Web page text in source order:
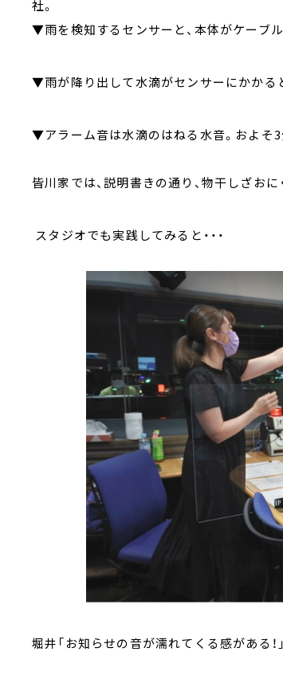
社。
▼雨を検知するセンサーと、本体がケーブ
▼雨が降り出して水滴がセンサーにかかる
▼アラーム音は水滴のはねる水音。およそ3
皆川家では、説明書きの通り、物干しざお
スタジオでも実践してみると・・・
堀井「お知らせの音が濡れてくる感がある！」